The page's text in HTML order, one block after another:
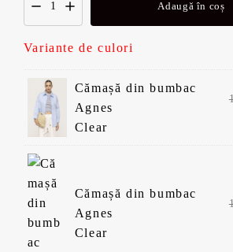
Adaugă în coș
Variante de culori
Cămașă din bumbac
Agnes
Clear
Cămașă din bumbac
Agnes
Clear